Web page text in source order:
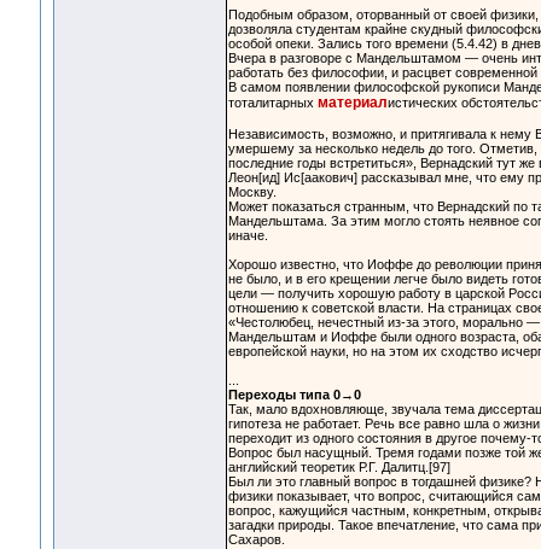
Подобным образом, оторванный от своей
дозволяла студентам крайне скудный
особой опеки. Зались того времени (5.4.42) в
Вчера в разговоре с Мандельштамом — очень
работать без философии, и расцвет
В самом появлении философской рукописи
тоталитарных материалистических
Независимость, возможно, и притягивала к
умершему за несколько недель до того.
последние годы встретиться», Вернадский тут же
Леон[ид] Ис[аакович] рассказывал мне, что ему
Москву.
Может показаться странным, что Вернадский
Мандельштама. За этим могло стоять неявное
иначе.
Хорошо известно, что Иоффе до революции
не было, и в его крещении легче было видеть
цели — получить хорошую работу в царской
отношению к советской власти. На страницах
«Честолюбец, нечестный из-за этого, морально
Мандельштам и Иоффе были одного возраста,
европейской науки, но на этом их сходство
Переходы типа 0→0
Так, мало вдохновляюще, звучала тема
гипотеза не работает. Речь все равно шла о
переходит из одного состояния в другое
Вопрос был насущный. Тремя годами позже той
английский теоретик Р.Г. Далитц.[97]
Был ли это главный вопрос в тогдашней
физики показывает, что вопрос, считающийся
вопрос, кажущийся частным, конкретным,
загадки природы. Такое впечатление, что сама
Сахаров.